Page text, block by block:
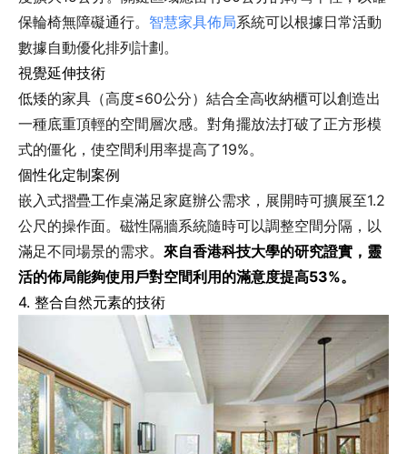
保輪椅無障礙通行。 智慧家具佈局系統可以根據日常活動
數據自動優化排列計劃。
視覺延伸技術
低矮的家具（高度≤60公分）結合全高收納櫃可以創造出
一種底重頂輕的空間層次感。對角擺放法打破了正方形模
式的僵化，使空間利用率提高了19%。
個性化定制案例
嵌入式摺疊工作桌滿足家庭辦公需求，展開時可擴展至1.2
公尺的操作面。磁性隔牆系統隨時可以調整空間分隔，以
滿足不同場景的需求。 來自香港科技大學的研究證實，靈
活的佈局能夠使用戶對空間利用的滿意度提高53%。
4. 整合自然元素的技術